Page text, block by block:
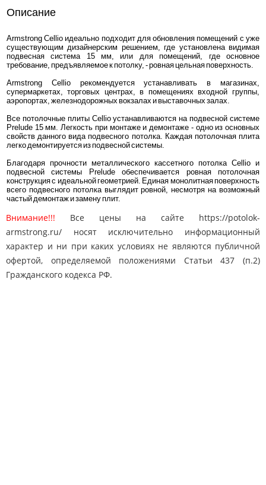
Описание
Armstrong Cellio идеально подходит для обновления помещений с уже
существующим дизайнерским решением, где установлена видимая
подвесная система 15 мм, или для помещений, где основное
требование, предъявляемое к потолку, - ровная цельная поверхность.
Armstrong Cellio рекомендуется устанавливать в магазинах,
супермаркетах, торговых центрах, в помещениях входной группы,
аэропортах, железнодорожных вокзалах и выставочных залах.
Все потолочные плиты Cellio устанавливаются на подвесной системе
Prelude 15 мм. Легкость при монтаже и демонтаже - одно из основных
свойств данного вида подвесного потолка. Каждая потолочная плита
легко демонтируется из подвесной системы.
Благодаря прочности металлического кассетного потолка Cellio и
подвесной системы Prelude обеспечивается ровная потолочная
конструкция с идеальной геометрией. Единая монолитная поверхность
всего подвесного потолка выглядит ровной, несмотря на возможный
частый демонтаж и замену плит.
Внимание!!! Все цены на сайте https://potolok-
armstrong.ru/ носят исключительно информационный
характер и ни при каких условиях не являются публичной
офертой, определяемой положениями Статьи 437 (п.2)
Гражданского кодекса РФ.